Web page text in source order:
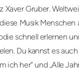
Xaver Gruber.
Musik Menschen
schnell erlernen
Du kannst es
ich her“ und „Alle